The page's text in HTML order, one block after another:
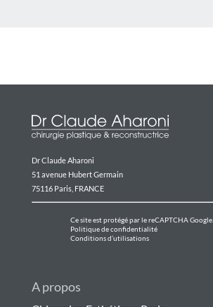
Dr Claude Aharoni
51 avenue Hubert Germain
75116 Paris, FRANCE
Ce site est protégé par le reCAPTCHA Google.
Politique de confidentialité
Conditions d’utilisations
A propos